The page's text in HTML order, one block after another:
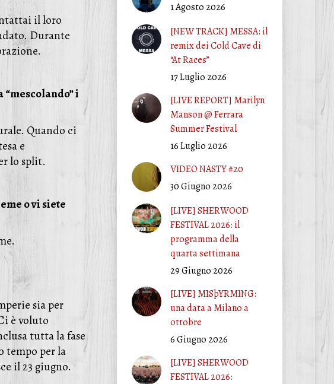
il loro
Durante
i
Quando ci
e
lo split.
o vi siete
sia per
è voluto
tutta la fase
tempo per la
il 23 giugno.
1 Agosto 2026
[NEW TRACK] MESSA: il
remix dei Cold Cave di
“At Races”
17 Luglio 2026
[LIVE REPORT] Marilyn
Manson @ Ferrara
Summer Festival
16 Luglio 2026
VIDEO NASTY #20
30 Giugno 2026
[LIVE] SHERWOOD
FESTIVAL 2026: il
programma della
quarta settimana
29 Giugno 2026
[LIVE] MISþYRMING:
una data a Milano a
ottobre
6 Giugno 2026
[LIVE] SHERWOOD
FESTIVAL 2026: